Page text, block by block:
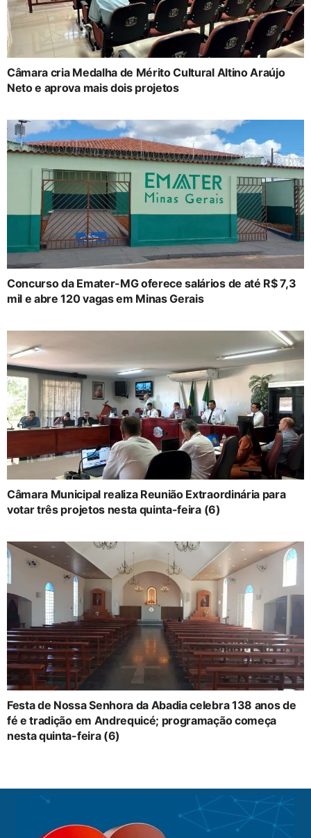
Câmara cria Medalha de Mérito Cultural Altino Araújo
Neto e aprova mais dois projetos
Concurso da Emater-MG oferece salários de até R$ 7,3
mil e abre 120 vagas em Minas Gerais
Câmara Municipal realiza Reunião Extraordinária para
votar três projetos nesta quinta-feira (6)
Festa de Nossa Senhora da Abadia celebra 138 anos de
fé e tradição em Andrequicé; programação começa
nesta quinta-feira (6)